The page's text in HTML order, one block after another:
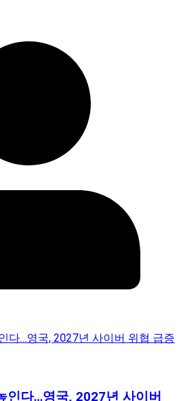
인다…영국, 2027년 사이버